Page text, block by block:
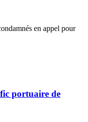
en appel pour
portuaire de